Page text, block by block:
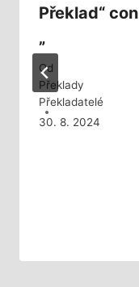
Překlad“ con
„
Od
Překlady
Překladatelé
30. 8. 2024